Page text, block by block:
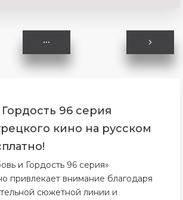
96 серия
кино на русском
и Гордость 96 серия»
привлекает внимание благодаря
сюжетной линии и